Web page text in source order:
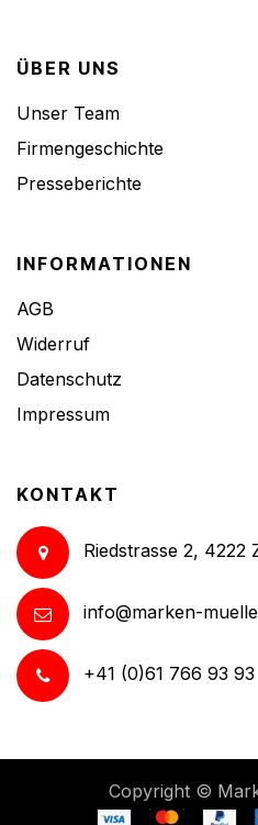
ÜBER UNS
Unser Team
Firmengeschichte
Presseberichte
INFORMATIONEN
AGB
Widerruf
Datenschutz
Impressum
KONTAKT
Riedstrasse 2, 4222
info@marken-
+41 (0)61 766 93 93
Copyright ©